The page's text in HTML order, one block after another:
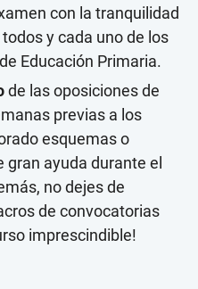
con la tranquilidad
y cada uno de los
Educación Primaria.
de las oposiciones de
previas a los
esquemas o
ayuda durante el
no dejes de
de convocatorias
imprescindible!